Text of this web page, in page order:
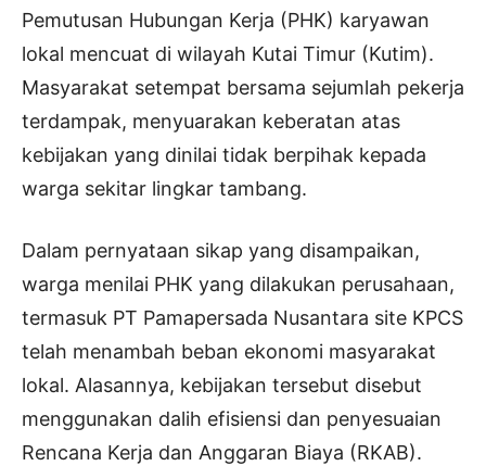
Pemutusan Hubungan Kerja (PHK) karyawan
lokal mencuat di wilayah Kutai Timur (Kutim).
Masyarakat setempat bersama sejumlah pekerja
terdampak, menyuarakan keberatan atas
kebijakan yang dinilai tidak berpihak kepada
warga sekitar lingkar tambang.
Dalam pernyataan sikap yang disampaikan,
warga menilai PHK yang dilakukan perusahaan,
termasuk PT Pamapersada Nusantara site KPCS
telah menambah beban ekonomi masyarakat
lokal. Alasannya, kebijakan tersebut disebut
menggunakan dalih efisiensi dan penyesuaian
Rencana Kerja dan Anggaran Biaya (RKAB).